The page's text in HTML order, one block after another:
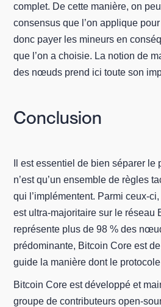
complet. De cette manière, on
consensus que l’on applique
donc payer les mineurs en
que l’on a choisie. La notion de
des nœuds prend ici toute son
Conclusion
Il est essentiel de bien séparer
n’est qu’un ensemble de règles
qui l’implémentent. Parmi ceux-
est ultra-majoritaire sur le réseau
représente plus de 98 % des
prédominante, Bitcoin Core est
guide la manière dont le
Bitcoin Core est développé et
groupe de contributeurs open-